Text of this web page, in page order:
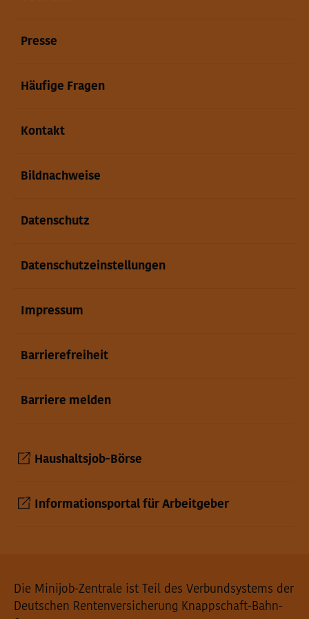
Presse
Häufige Fragen
Kontakt
Bildnachweise
Datenschutz
Datenschutzeinstellungen
Impressum
Barrierefreiheit
Barriere melden
Haushaltsjob-Börse
Informationsportal für Arbeitgeber
Seiteninformationen
Die Minijob-Zentrale ist Teil des Verbundsystems der
Deutschen Rentenversicherung Knappschaft-Bahn-